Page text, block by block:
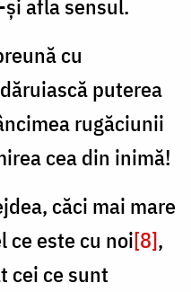
afla sensul.
cu
puterea
rugăciunii
cea din inimă!
căci mai mare
ce este cu noi[8],
cei ce sunt